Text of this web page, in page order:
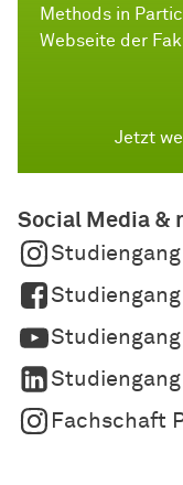
Methods in
Webseite der
Jetzt
Social Media &
Studiengang
Studiengang
Studiengang
Studiengang
Fachschaft